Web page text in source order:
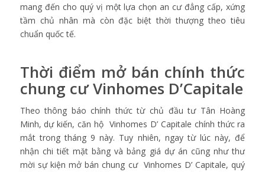
mang đến cho quý vị một lựa chọn an cư đẳng cấp, xứng
tầm chủ nhân mà còn đặc biệt thời thượng theo tiêu
chuẩn quốc tế.
Thời điểm mở bán chính thức
chung cư Vinhomes D’Capitale
Theo thông báo chính thức từ chủ đầu tư Tân Hoàng
Minh, dự kiến, căn hộ Vinhomes D’ Capitale chính thức ra
mắt trong tháng 9 này. Tuy nhiên, ngay từ lúc này, để
nhận chi tiết mặt bằng và bảng giá dự án cũng như thư
mời sự kiện mở bán chung cư Vinhomes D’ Capitale, quý